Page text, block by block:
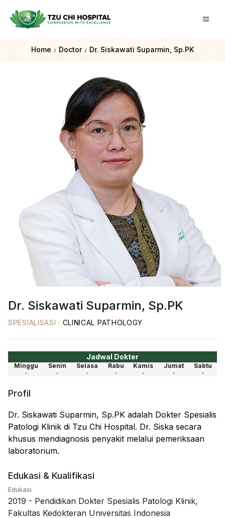
Home / Doctor / Dr. Siskawati Suparmin, Sp.PK
Dr. Siskawati Suparmin, Sp.PK
SPESIALISASI : CLINICAL PATHOLOGY
Jadwal Dokter
Minggu Senin Selasa Rabu Kamis Jumat
Sabtu
-
- - - - - -
Profil
Dr. Siskawati Suparmin, Sp.PK adalah Dokter Spesialis
Patologi Klinik di Tzu Chi Hospital. Dr. Siska secara
khusus mendiagnosis penyakit melalui pemeriksaan
laboratorium.
Edukasi & Kualifikasi
Edukasi
2019 - Pendidikan Dokter Spesialis Patologi Klinik,
Fakultas Kedokteran Universitas Indonesia